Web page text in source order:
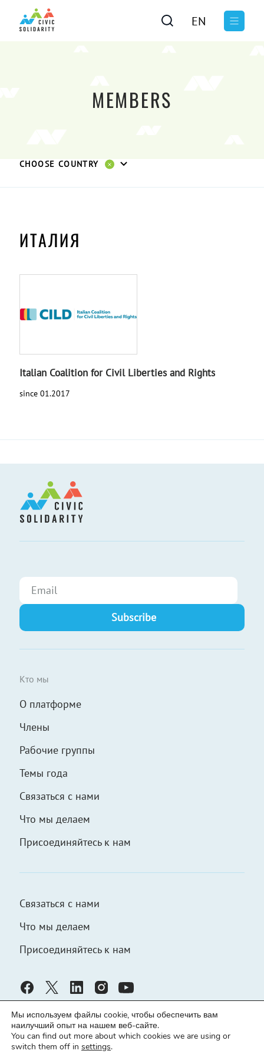
EN
MEMBERS
CHOOSE COUNTRY
ИТАЛИЯ
Italian Coalition for Civil Liberties and Rights
since 01.2017
Кто мы
О платформе
Члены
Рабочие группы
Темы года
Связаться с нами
Что мы делаем
Присоединяйтесь к нам
Связаться с нами
Что мы делаем
Присоединяйтесь к нам
Мы используем файлы cookie, чтобы обеспечить вам
наилучший опыт на нашем веб-сайте.
You can find out more about which cookies we are using or
switch them off in settings.